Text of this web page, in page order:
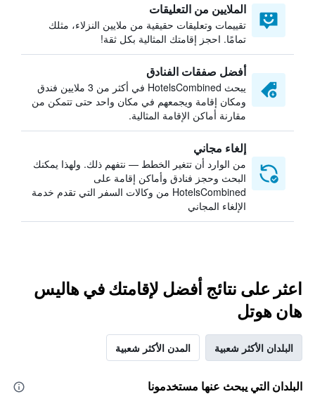
الملايين من التعليقات
تقييمات وتعليقات حقيقية من ملايين النزلاء، مثلك
تمامًا. احجز إقامتك المثالية بكل ثقة!
أفضل صفقات الفنادق
يبحث HotelsCombined في أكثر من 3 ملايين فندق
ومكان إقامة ويجمعهم في مكان واحد حتى تتمكن من
مقارنة أماكن الإقامة المثالية.
إلغاء مجاني
من الوارد أن تتغير الخطط — نتفهم ذلك. ولهذا يمكنك
البحث وحجز فنادق وأماكن إقامة على
HotelsCombined من وكالات السفر التي تقدم خدمة
الإلغاء المجاني
اعثر على نتائج أفضل لإقامتك في هاليس
هان هوتل
البلدان الأكثر شعبية المدن الأكثر شعبية
البلدان التي يبحث عنها مستخدمونا